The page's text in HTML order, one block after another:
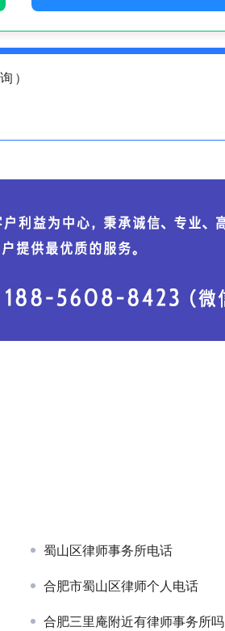
）
蜀山区律师事务所电话
合肥市蜀山区律师个人电话
合肥三里庵附近有律师事务所吗